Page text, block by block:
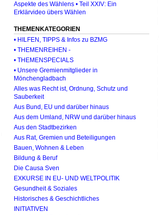
Aspekte des Wählens • Teil XXIV: Ein
Erklärvideo übers Wählen
THEMENKATEGORIEN
• HILFEN, TIPPS & Infos zu BZMG
• THEMENREIHEN -
• THEMENSPECIALS
• Unsere Gremienmitglieder in
Mönchengladbach
Alles was Recht ist, Ordnung, Schutz und
Sauberkeit
Aus Bund, EU und darüber hinaus
Aus dem Umland, NRW und darüber hinaus
Aus den Stadtbezirken
Aus Rat, Gremien und Beteiligungen
Bauen, Wohnen & Leben
Bildung & Beruf
Die Causa Sven
EXKURSE IN EU- UND WELTPOLITIK
Gesundheit & Soziales
Historisches & Geschichtliches
INITIATIVEN